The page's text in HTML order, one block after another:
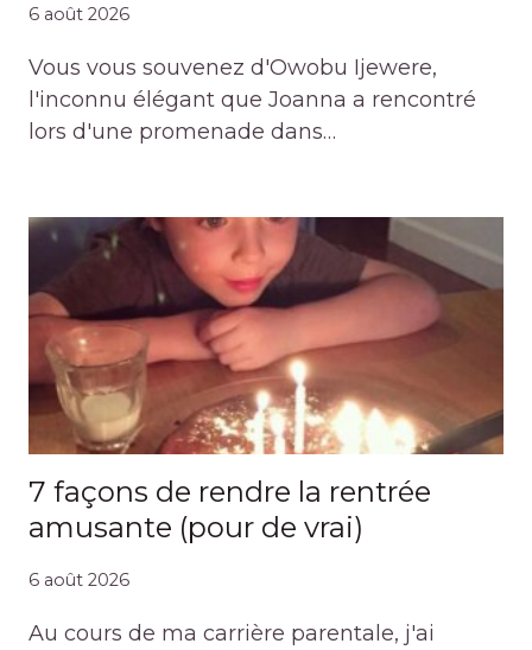
6 août 2026
Vous vous souvenez d'Owobu Ijewere,
l'inconnu élégant que Joanna a rencontré
lors d'une promenade dans…
7 façons de rendre la rentrée
amusante (pour de vrai)
6 août 2026
Au cours de ma carrière parentale, j'ai